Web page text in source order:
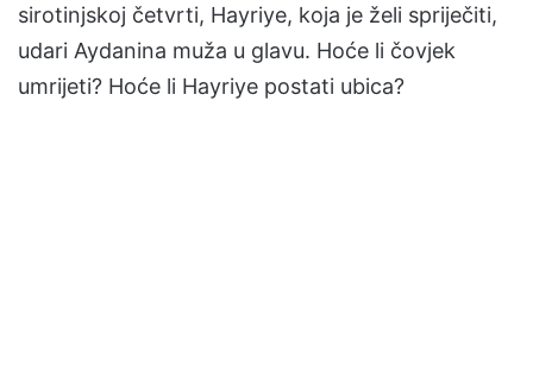
sirotinjskoj četvrti, Hayriye, koja je želi spriječiti,
udari Aydanina muža u glavu. Hoće li čovjek
umrijeti? Hoće li Hayriye postati ubica?